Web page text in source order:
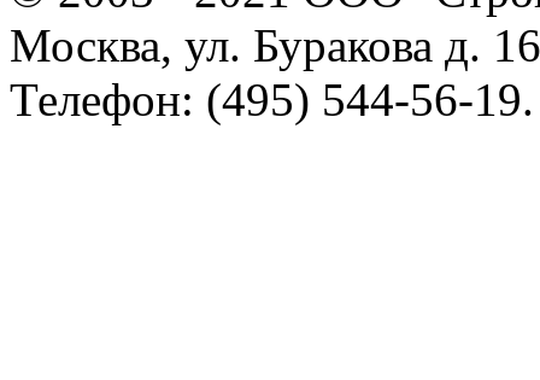
Москва, ул. Буракова д.
Телефон: (495) 544-56-